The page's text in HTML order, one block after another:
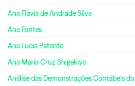
Ana Flávia de Andrade Silva
Ana Fontes
Ana Lucia Patente
Ana Maria Cruz Shigekiyo
Análise das Demonstrações Contábeis